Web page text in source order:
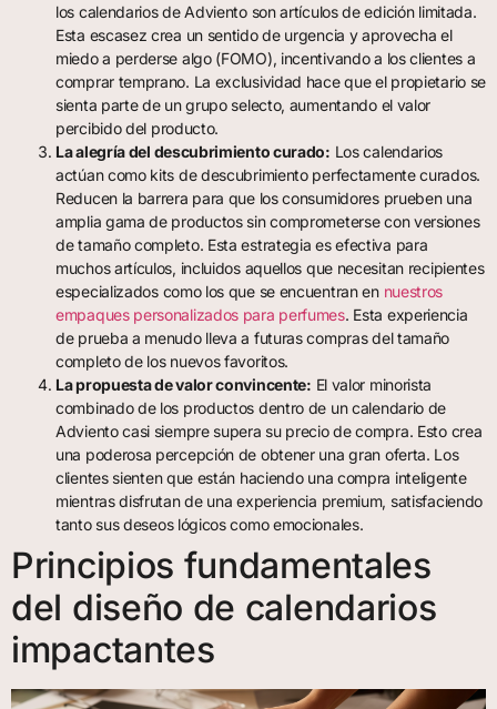
los calendarios de Adviento son artículos de edición limitada.
Esta escasez crea un sentido de urgencia y aprovecha el
miedo a perderse algo (FOMO), incentivando a los clientes a
comprar temprano. La exclusividad hace que el propietario se
sienta parte de un grupo selecto, aumentando el valor
percibido del producto.
La alegría del descubrimiento curado: Los calendarios
actúan como kits de descubrimiento perfectamente curados.
Reducen la barrera para que los consumidores prueben una
amplia gama de productos sin comprometerse con versiones
de tamaño completo. Esta estrategia es efectiva para
muchos artículos, incluidos aquellos que necesitan recipientes
especializados como los que se encuentran en nuestros
empaques personalizados para perfumes. Esta experiencia
de prueba a menudo lleva a futuras compras del tamaño
completo de los nuevos favoritos.
La propuesta de valor convincente: El valor minorista
combinado de los productos dentro de un calendario de
Adviento casi siempre supera su precio de compra. Esto crea
una poderosa percepción de obtener una gran oferta. Los
clientes sienten que están haciendo una compra inteligente
mientras disfrutan de una experiencia premium, satisfaciendo
tanto sus deseos lógicos como emocionales.
Principios fundamentales
del diseño de calendarios
impactantes